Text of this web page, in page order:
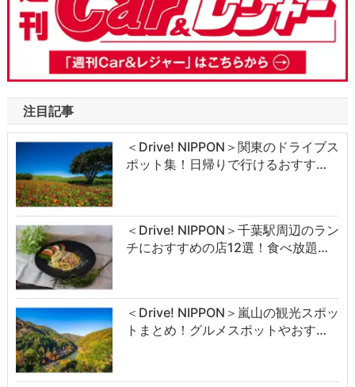
注目記事
＜Drive! NIPPON＞関東のドライブス
ポット集！日帰りで行けるおすす…
＜Drive! NIPPON＞千葉駅周辺のラン
チにおすすめの店12選！食べ放題…
＜Drive! NIPPON＞嵐山の観光スポッ
トまとめ！グルメスポットやおす…